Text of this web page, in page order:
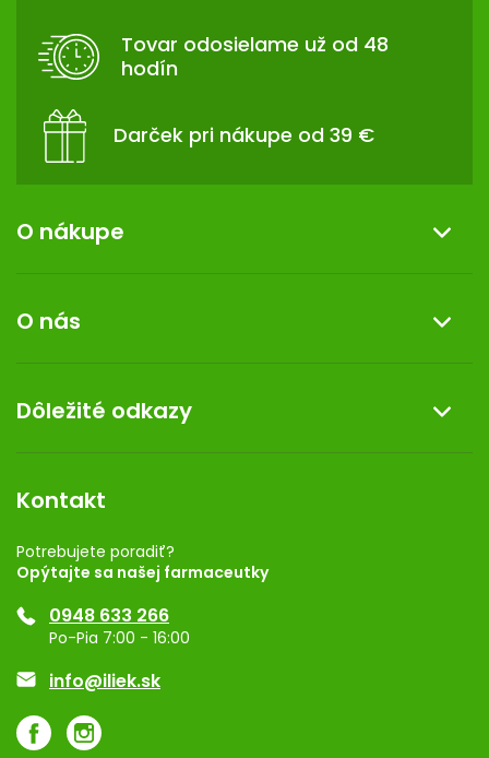
r
y
v
p
Tovar odosielame už od 48
hodín
Darček pri nákupe od 39 €
O nákupe
Reklamácia a vrátenie tovaru
Doprava a platba
Darček k nákupu
O nás
Kontakt
Dermocentrum
Dôležité odkazy
Rozhodnutie na prevádzku
Registrácia
Ponuka pre firmy
Značky
Kontakt
Potrebujete poradiť?
Opýtajte sa našej farmaceutky
0948 633 266
Po-Pia 7:00 - 16:00
info@iliek.sk